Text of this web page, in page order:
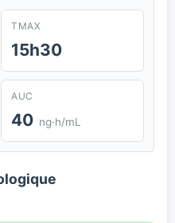
TMAX
15h30
AUC
40 ng·h/mL